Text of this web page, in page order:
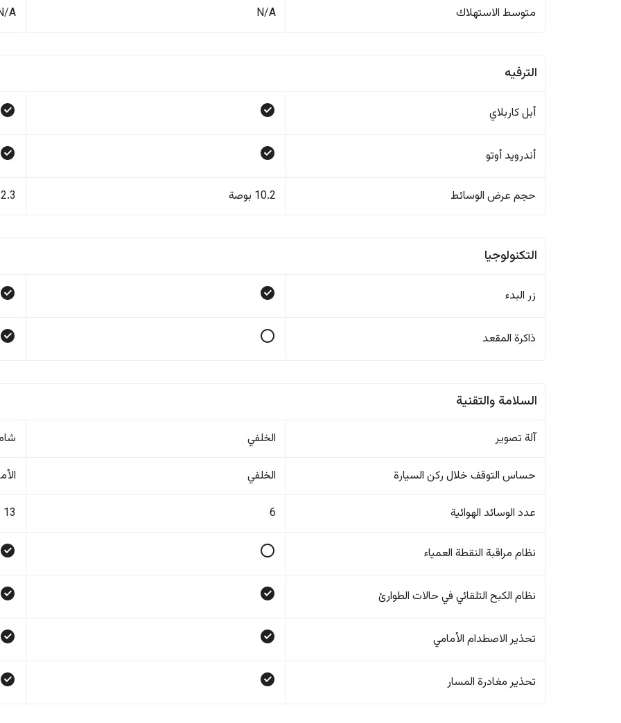
متوسط الاستهلاك N/A
A
الترفيه
أبل كاربلاي
أندرويد أوتو
حجم عرض الوسائط 10.2 بوصة 12.3
التكنولوجيا
زر البدء
ذاكرة المقعد
السلامة والتقنية
آلة تصوير الخلفي
حساس التوقف خلال ركن السيارة الخلفي
عدد الوسائد الهوائية 6
13
نظام مراقبة النقطة العمياء
نظام الكبح التلقائي في حالات الطوارئ
تحذير الاصطدام الأمامي
تحذير مغادرة المسار